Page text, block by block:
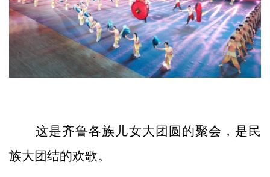
这是齐鲁各族儿女大团圆的聚会，是民
族大团结的欢歌。